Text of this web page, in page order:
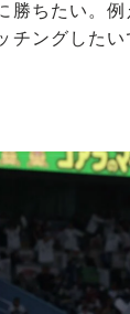
勝ちたい。
チングした